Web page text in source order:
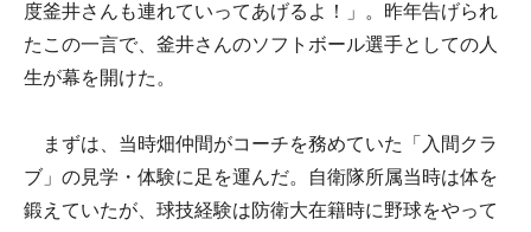
度釜井さんも連れていってあげるよ！」。昨年告げられ
たこの一言で、釜井さんのソフトボール選手としての人
生が幕を開けた。
まずは、当時畑仲間がコーチを務めていた「入間クラ
ブ」の見学・体験に足を運んだ。自衛隊所属当時は体を
鍛えていたが、球技経験は防衛大在籍時に野球をやって